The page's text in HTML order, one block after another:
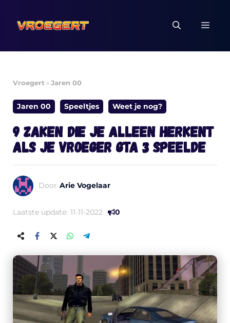
naar
inhoud
Vroegert »Jaren 00
Jaren 00 Speeltjes Weet je nog?
9 zaken die je alleen herkent
als je vroeger GTA 3 speelde
Door Arie Vogelaar
Laatste update: 11-11-2022 0